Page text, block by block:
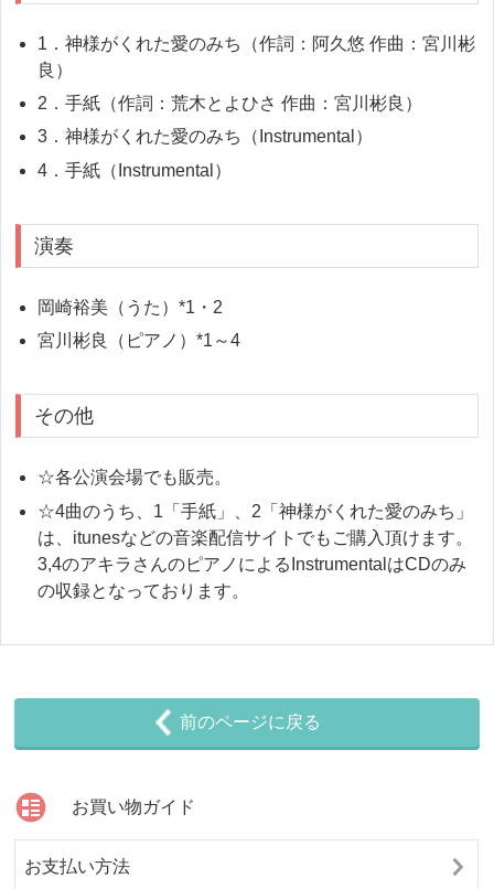
1．神様がくれた愛のみち（作詞：阿久悠 作曲：宮川彬
良）
2．手紙（作詞：荒木とよひさ 作曲：宮川彬良）
3．神様がくれた愛のみち（Instrumental）
4．手紙（Instrumental）
演奏
岡崎裕美（うた）*1・2
宮川彬良（ピアノ）*1～4
その他
☆各公演会場でも販売。
☆4曲のうち、1「手紙」、2「神様がくれた愛のみち」
は、itunesなどの音楽配信サイトでもご購入頂けます。
3,4のアキラさんのピアノによるInstrumentalはCDのみ
の収録となっております。
前のページに戻る
お買い物ガイド
お支払い方法